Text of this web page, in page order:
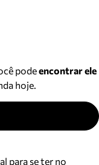
podeencontrar ele
hoje.
para se ter no